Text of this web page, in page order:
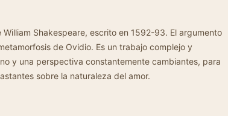
William Shakespeare, escrito en 1592-93. El argumento
de Ovidio. Es un trabajo complejo y
y una perspectiva constantemente cambiantes, para
sobre la naturaleza del amor.